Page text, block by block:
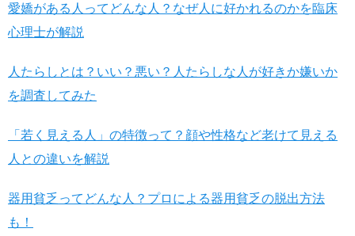
愛嬌がある人ってどんな人？なぜ人に好かれるのかを臨床
心理士が解説
人たらしとは？いい？悪い？人たらしな人が好きか嫌いか
を調査してみた
「若く見える人」の特徴って？顔や性格など老けて見える
人との違いを解説
器用貧乏ってどんな人？プロによる器用貧乏の脱出方法
も！